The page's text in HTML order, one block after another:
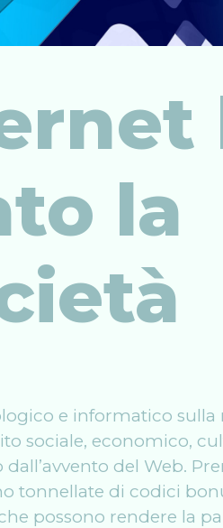
la
e informatico sulla
sociale, economico,
del Web.
tonnellate di codici
possono rendere la